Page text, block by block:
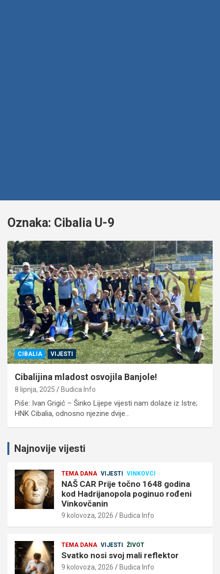
Oznaka: Cibalia U-9
CIBALIA VIJESTI
Cibalijina mladost osvojila Banjole!
8 lipnja, 2025 Budica Info
Piše: Ivan Grigić – Šinko Lijepe vijesti nam dolaze iz Istre;
HNK Cibalia, odnosno njezine dvije…
Najnovije vijesti
TEMA DANA VIJESTI VINKOVCI
NAŠ CAR Prije točno 1648 godina
kod Hadrijanopola poginuo rođeni
Vinkovčanin
9 kolovoza, 2026 Budica Info
TEMA DANA VIJESTI ŽIVOT
Svatko nosi svoj mali reflektor
9 kolovoza, 2026 Budica Info